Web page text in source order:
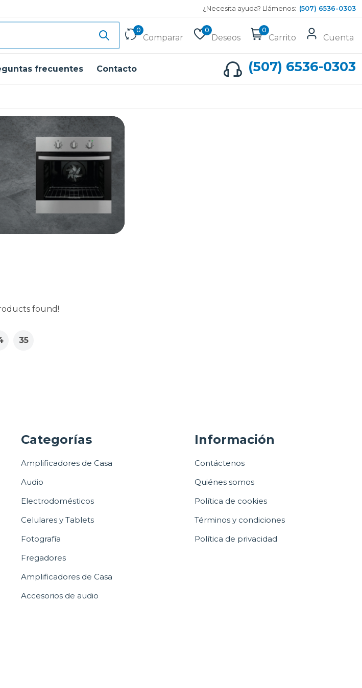
¿Necesita ayuda? Llámenos: (507) 6536-0303
0
Comparar
0
Deseos
0
Carrito Cuenta
frecuentes Contacto (507) 6536-0303
found!
35
Categorías
Amplificadores de Casa
Audio
Electrodomésticos
Celulares y Tablets
Fotografía
Fregadores
Amplificadores de Casa
Accesorios de audio
Información
Contáctenos
Quiénes somos
Política de cookies
Términos y condiciones
Política de privacidad